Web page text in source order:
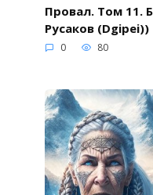
Провал. Том 11.
Русаков (Dgipei))
0 80